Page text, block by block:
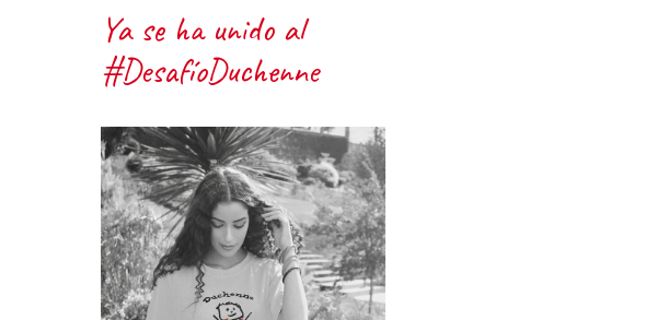
Ya se ha unido al
#DesafíoDuchenne